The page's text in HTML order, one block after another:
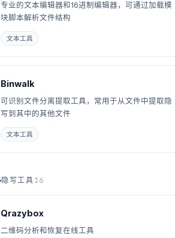
专业的文本编辑器和16进制编辑器，可通过加载模
块脚本解析文件结构
文本工具
Binwalk
可识别文件分离提取工具，常用于从文件中提取隐
写到其中的其他文件
文本工具
隐写工具16
Qrazybox
二维码分析和恢复在线工具